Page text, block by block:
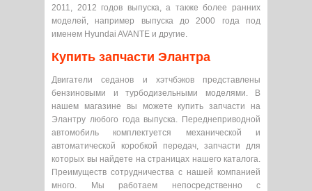
2011, 2012 годов выпуска, а также более ранних
моделей, например выпуска до 2000 года под
именем Hyundai AVANTE и другие.
Купить запчасти Элантра
Двигатели седанов и хэтчбэков представлены
бензиновыми и турбодизельными моделями. В
нашем магазине вы можете купить запчасти на
Элантру любого года выпуска. Переднеприводной
автомобиль комплектуется механической и
автоматической коробкой передач, запчасти для
которых вы найдете на страницах нашего каталога.
Преимуществ сотрудничества с нашей компанией
много. Мы работаем непосредственно с